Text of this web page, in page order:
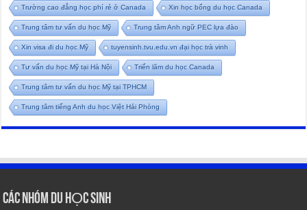
Trường cao đẳng học phí rẻ ở Canada Xin học bổng du học Canada
Trung tâm tư vấn du học Mỹ Trung tâm Anh ngữ PEC lựa đào
Xin visa đi du học Mỹ tuyensinh.tvu.edu.vn đại học trà vinh
Tư vấn du học Mỹ tại Hà Nội Triển lãm du học Canada
Trung tâm tư vấn du học Mỹ tại TPHCM
Trung tâm tiếng Anh du học Việt Hải Phòng
CÁC NHÓM DU HỌC SINH